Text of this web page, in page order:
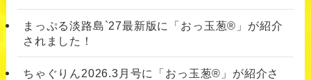
まっぷる淡路島`27最新版に「おっ玉葱®」が紹介
されました！
ちゃぐりん2026.3月号に「おっ玉葱®」が紹介さ